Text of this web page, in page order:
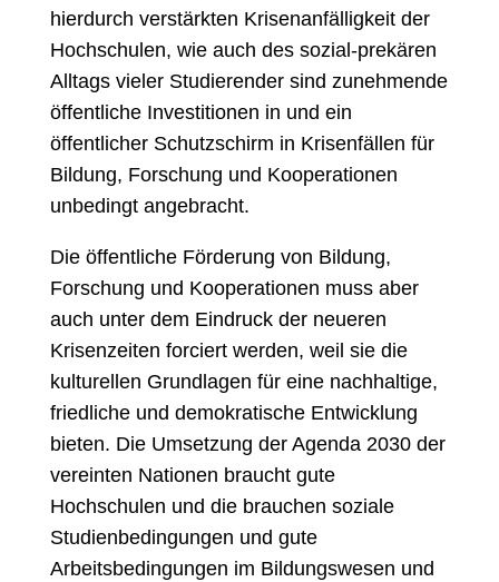
hierdurch verstärkten Krisenanfälligkeit der
Hochschulen, wie auch des sozial-prekären
Alltags vieler Studierender sind zunehmende
öffentliche Investitionen in und ein
öffentlicher Schutzschirm in Krisenfällen für
Bildung, Forschung und Kooperationen
unbedingt angebracht.
Die öffentliche Förderung von Bildung,
Forschung und Kooperationen muss aber
auch unter dem Eindruck der neueren
Krisenzeiten forciert werden, weil sie die
kulturellen Grundlagen für eine nachhaltige,
friedliche und demokratische Entwicklung
bieten. Die Umsetzung der Agenda 2030 der
vereinten Nationen braucht gute
Hochschulen und die brauchen soziale
Studienbedingungen und gute
Arbeitsbedingungen im Bildungswesen und